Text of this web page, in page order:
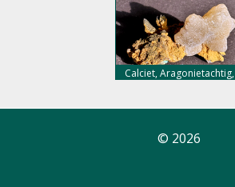
Calciet, Aragonietachtig,
© 2026